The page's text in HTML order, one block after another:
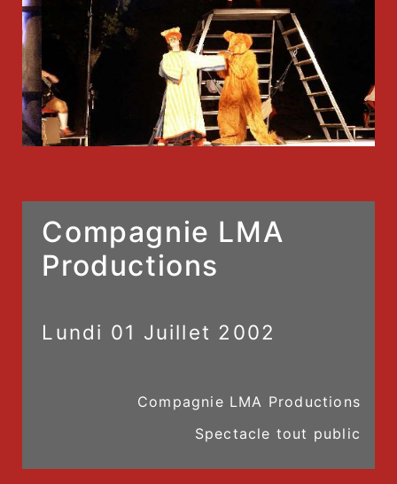
Compagnie LMA
Productions
Lundi 01 Juillet 2002
Compagnie LMA Productions
Spectacle tout public